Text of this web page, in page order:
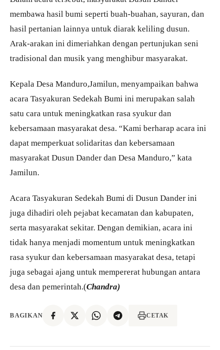
membawa hasil bumi seperti buah-buahan, sayuran, dan
hasil pertanian lainnya untuk diarak keliling dusun.
Arak-arakan ini dimeriahkan dengan pertunjukan seni
tradisional dan musik yang menghibur masyarakat.
Kepala Desa Manduro,Jamilun, menyampaikan bahwa
acara Tasyakuran Sedekah Bumi ini merupakan salah
satu cara untuk meningkatkan rasa syukur dan
kebersamaan masyarakat desa. “Kami berharap acara ini
dapat memperkuat solidaritas dan kebersamaan
masyarakat Dusun Dander dan Desa Manduro,” kata
Jamilun.
Acara Tasyakuran Sedekah Bumi di Dusun Dander ini
juga dihadiri oleh pejabat kecamatan dan kabupaten,
serta masyarakat sekitar. Dengan demikian, acara ini
tidak hanya menjadi momentum untuk meningkatkan
rasa syukur dan kebersamaan masyarakat desa, tetapi
juga sebagai ajang untuk mempererat hubungan antara
desa dan pemerintah.(Chandra)
BAGIKAN CETAK